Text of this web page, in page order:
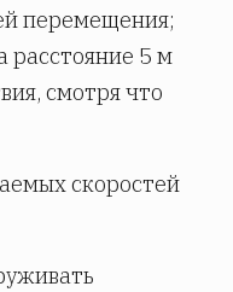
перемещения;
расстояние 5 м
смотря что
скоростей